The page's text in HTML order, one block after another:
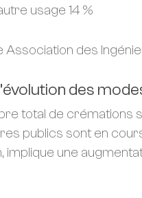
usage 14 %
Association des
des
total de crémations
publics sont en
implique une